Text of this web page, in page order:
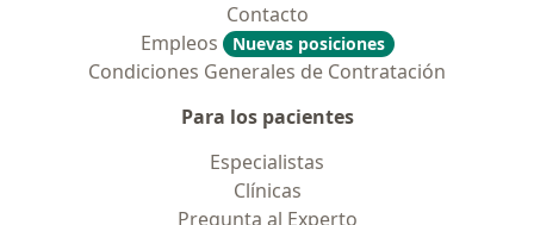
Contacto
Empleos
Nuevas posiciones
Condiciones Generales de Contratación
Para los pacientes
Especialistas
Clínicas
Pregunta al Experto